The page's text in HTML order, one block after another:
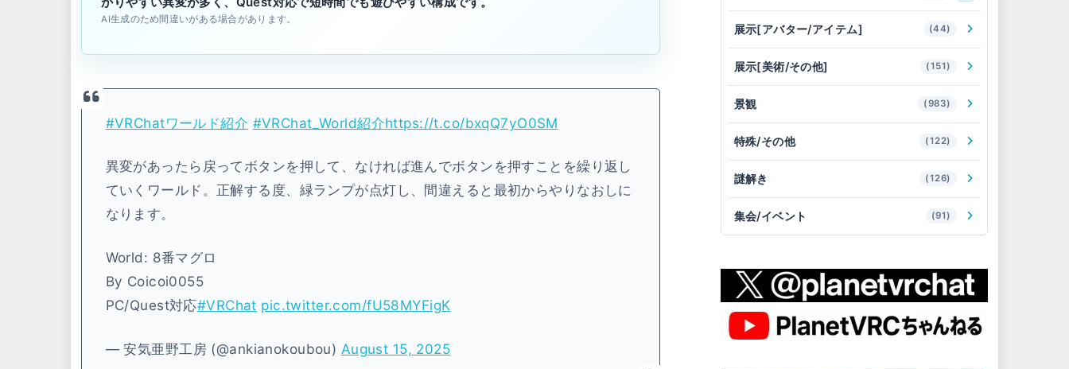
AI生成のため間違いがある場合があります。
#VRChatワールド紹介 #VRChat_World紹介https://t.co/bxqQ7yO0SM
異変があったら戻ってボタンを押して、なければ進んでボタンを押すことを繰り返し
ていくワールド。正解する度、緑ランプが点灯し、間違えると最初からやりなおしに
なります。
World: 8番マグロ
By Coicoi0055
PC/Quest対応#VRChat pic.twitter.com/fU58MYFigK
— 安気亜野工房 (@ankianokoubou) August 15, 2025
展示[アバター/アイテム] (44)
展示[美術/その他] (151)
景観 (983)
特殊/その他 (122)
謎解き (126)
集会/イベント (91)